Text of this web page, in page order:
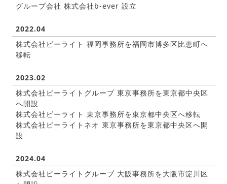
グループ会社 株式会社b-ever 設立
2022.04
株式会社ビーライト 福岡事務所を福岡市博多区比恵町へ
移転
2023.02
株式会社ビーライトグループ 東京事務所を東京都中央区
へ開設
株式会社ビーライト 東京事務所を東京都中央区へ移転
株式会社ビーライトネオ 東京事務所を東京都中央区へ開
設
2024.04
株式会社ビーライトグループ 大阪事務所を大阪市淀川区